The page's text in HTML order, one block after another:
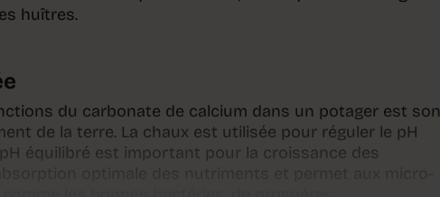
huîtres.
du carbonate de calcium dans un potager est son
de la terre. La chaux est utilisée pour réguler le pH
équilibré est important pour la croissance des